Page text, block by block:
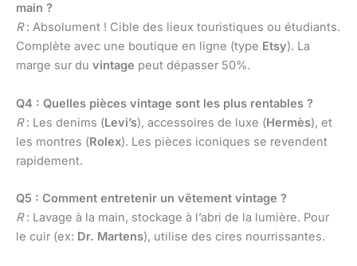
main ?
R: Absolument ! Cible des lieux touristiques ou étudiants.
Complète avec une boutique en ligne (type Etsy). La
marge sur du vintage peut dépasser 50%.
Q4 : Quelles pièces vintage sont les plus rentables ?
R: Les denims (Levi’s), accessoires de luxe (Hermès), et
les montres (Rolex). Les pièces iconiques se revendent
rapidement.
Q5 : Comment entretenir un vêtement vintage ?
R: Lavage à la main, stockage à l’abri de la lumière. Pour
le cuir (ex: Dr. Martens), utilise des cires nourrissantes.